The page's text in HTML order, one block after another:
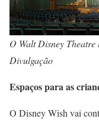
O Walt Disney
Divulgação
Espaços para as
O Disney Wish vai